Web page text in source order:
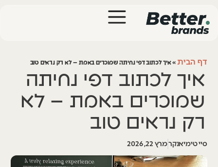
דף הבית »איך לכתוב דפי נחיתה שמוכרים באמת – לא רק נראים טוב
איך לכתוב דפי נחיתה
שמוכרים באמת – לא
רק נראים טוב
סיי טימיאנקרמרץ 22, 2026